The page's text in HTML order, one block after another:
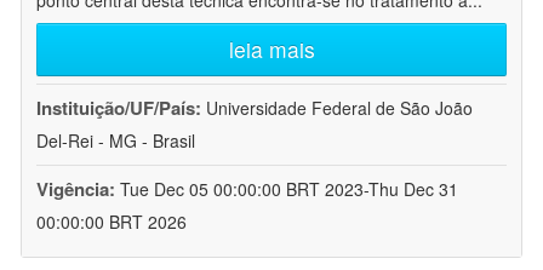
leia mais
Instituição/UF/País: Universidade Federal de São João
Del-Rei - MG - Brasil
Vigência: Tue Dec 05 00:00:00 BRT 2023-Thu Dec 31
00:00:00 BRT 2026